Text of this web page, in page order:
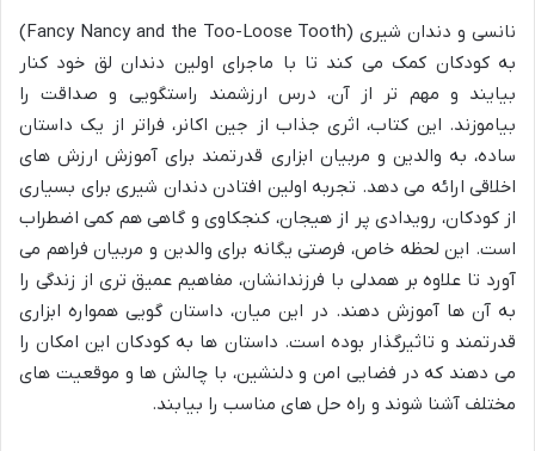
نانسی و دندان شیری (Fancy Nancy and the Too-Loose Tooth)
به کودکان کمک می کند تا با ماجرای اولین دندان لق خود کنار
بیایند و مهم تر از آن، درس ارزشمند راستگویی و صداقت را
بیاموزند. این کتاب، اثری جذاب از جین اکانر، فراتر از یک داستان
ساده، به والدین و مربیان ابزاری قدرتمند برای آموزش ارزش های
اخلاقی ارائه می دهد. تجربه اولین افتادن دندان شیری برای بسیاری
از کودکان، رویدادی پر از هیجان، کنجکاوی و گاهی هم کمی اضطراب
است. این لحظه خاص، فرصتی یگانه برای والدین و مربیان فراهم می
آورد تا علاوه بر همدلی با فرزندانشان، مفاهیم عمیق تری از زندگی را
به آن ها آموزش دهند. در این میان، داستان گویی همواره ابزاری
قدرتمند و تاثیرگذار بوده است. داستان ها به کودکان این امکان را
می دهند که در فضایی امن و دلنشین، با چالش ها و موقعیت های
مختلف آشنا شوند و راه حل های مناسب را بیابند.